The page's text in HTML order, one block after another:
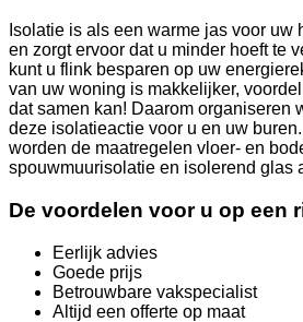
Isolatie is als een warme jas voor uw
en zorgt ervoor dat u minder hoeft te
kunt u flink besparen op uw
van uw woning is makkelijker,
dat samen kan! Daarom organiseren
deze isolatieactie voor u en uw
worden de maatregelen vloer- en
spouwmuurisolatie en isolerend glas
De voordelen voor u op een
Eerlijk advies
Goede prijs
Betrouwbare vakspecialist
Altijd een offerte op maat